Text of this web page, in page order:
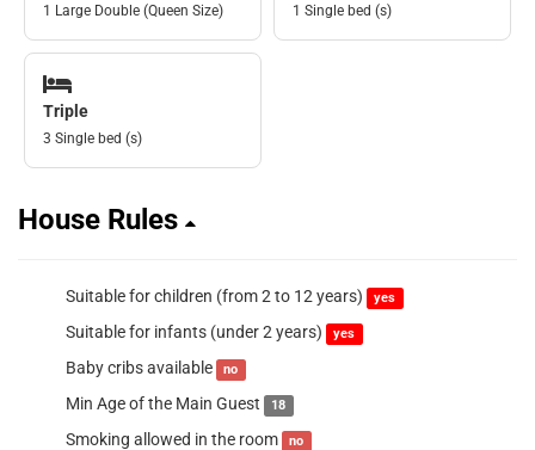
1 Large Double (Queen Size) 1 Single bed (s)
Triple
3 Single bed (s)
House Rules
Suitable for children (from 2 to 12 years) yes
Suitable for infants (under 2 years) yes
Baby cribs available no
Min Age of the Main Guest 18
Smoking allowed in the room no